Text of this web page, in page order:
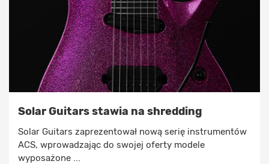
Solar Guitars stawia na shredding
Solar Guitars zaprezentował nową serię instrumentów
ACS, wprowadzając do swojej oferty modele
wyposażone ...